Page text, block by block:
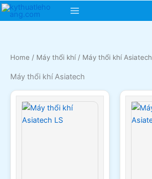
Skip
Main
Home / Máy thổi khí/ Máy thổi khí Asiatech
Máy thổi khí Asiatech